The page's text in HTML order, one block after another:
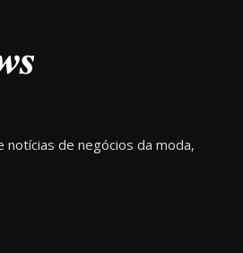
notícias de negócios da moda,